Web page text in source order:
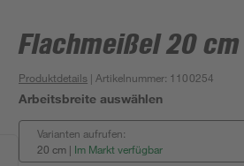
Flachmeißel 20 cm
Produktdetails | Artikelnummer: 1100254
Arbeitsbreite auswählen
Varianten aufrufen:
20 cm | Im Markt verfügbar